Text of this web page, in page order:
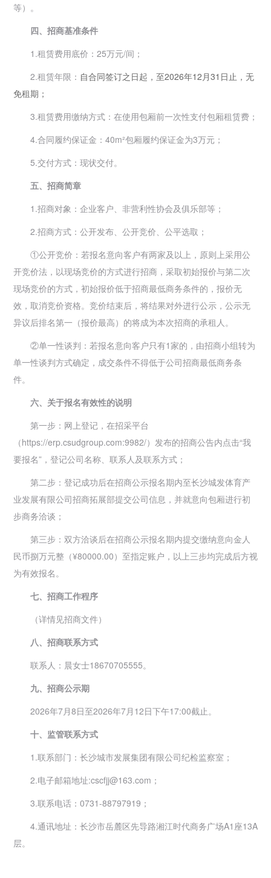
等）。
四、招商基准条件
1.租赁费用底价：25万元/间；
2.租赁年限： 自合同签订之日起，至2026年12 月31 日止 ，无
免租期；
3.租赁费用缴纳方式：在使用包厢前一次性支付包厢租赁费；
4.合同履约保证金：40m²包厢履约保证金为3万元；
5.交付方式：现状交付。
五、招商简章
1.招商对象：企业客户、非营利性协会及俱乐部等；
2.招商方式：公开发布、公开竞价、公平选取；
①公开竞价：若报名意向客户有两家及以上，原则上采用公
开竞价法，以现场竞价的方式进行招商，采取初始报价与第二次
现场竞价的方式，初始报价低于招商最低商务条件的，报价无
效，取消竞价资格。竞价结束后，将结果对外进行公示，公示无
异议后排名第一（报价最高）的将成为本次招商的承租人。
②单一性谈判：若报名意向客户只有1家的，由招商小组转为
单一性谈判方式确定，成交条件不得低于公司招商最低商务条
件。
六、关于报名有效性的说明
第一步：网上登记，在招采平台
（https://erp.csudgroup.com:9982/）发布的招商公告内点击“我
要报名”，登记公司名称、联系人及联系方式；
第二步：登记成功后在招商公示报名期内至长沙城发体育产
业发展有限公司招商拓展部提交公司信息，并就意向包厢进行初
步商务洽谈；
第三步：双方洽谈后在招商公示报名期内提交缴纳意向金人
民币捌万元整（¥80000.00）至指定账户，以上三步均完成后方视
为有效报名。
七、招商工作程序
（详情见招商文件）
八、招商联系方式
联系人：晨女士18670705555。
九、招商公示期
2026年7月8日至2026年7月12日下午17:00截止。
十、监管联系方式
1.联系部门：长沙城市发展集团有限公司纪检监察室；
2.电子邮箱地址:cscfjj@163.com；
3.联系电话：0731-88797919；
4.通讯地址：长沙市岳麓区先导路湘江时代商务广场A1座13A
层。